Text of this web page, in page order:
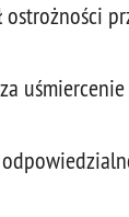
ostrożności